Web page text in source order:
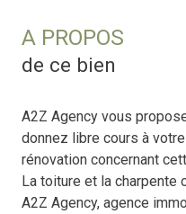
A PROPOS
de ce bien
A2Z Agency vous
donnez libre cours à
rénovation concernant
La toiture et la charpente
A2Z Agency, agence